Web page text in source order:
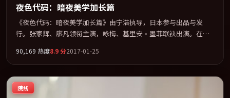
夜色代码：暗夜美学加长篇
《夜色代码：暗夜美学加长篇》由宁浩执导，日本参与出品与发
行。张家辉、廖凡领衔主演，咏梅、基里安·墨菲联袂出演。在罪
骨架，在叙事、表演与视听上力求统一。定于 2017-01-23 在内地院
线及主流平台同步亮相，2017 年度话题片中口碑稳健，适合喜欢强
情节与人物弧光的观众完整观看。
90,169 热度8.9分2017-01-25
院线